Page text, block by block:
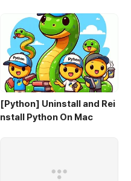
로젝트 만들기 (1편)
[Python] Uninstall and Rei
nstall Python On Mac